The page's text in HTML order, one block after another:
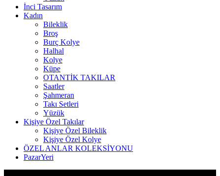
İnci Tasarım
Kadın
Bileklik
Broş
Burç Kolye
Halhal
Kolye
Küpe
OTANTİK TAKILAR
Saatler
Şahmeran
Takı Setleri
Yüzük
Kişiye Özel Takılar
Kişiye Özel Bileklik
Kişiye Özel Kolye
ÖZEL ANLAR KOLEKSİYONU
PazarYeri